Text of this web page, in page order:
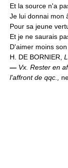
Et la source n'a
Je lui donnai mon
Pour sa jeune
Et je ne saurais
D'aimer moins son
H. DE BORNIER,
— Vx. Rester en
l'affront de qqc.,